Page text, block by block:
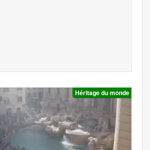
Héritage du monde